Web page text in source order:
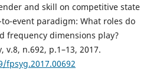
and skill on competitive state
event paradigm: What roles do
frequency dimensions play?
v.8, n.692, p.1–13, 2017.